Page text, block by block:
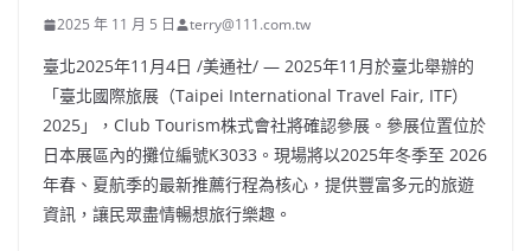
2025 年 11 月 5 日 terry@111.com.tw
臺北2025年11月4日 /美通社/ — 2025年11月於臺北舉辦的
「臺北國際旅展（Taipei International Travel Fair, ITF）
2025」，Club Tourism株式會社將確認參展。參展位置位於
日本展區內的攤位編號K3033。現場將以2025年冬季至 2026
年春、夏航季的最新推薦行程為核心，提供豐富多元的旅遊
資訊，讓民眾盡情暢想旅行樂趣。